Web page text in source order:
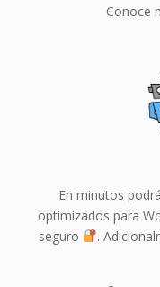
Conoce
En minutos
optimizados para
seguro
.